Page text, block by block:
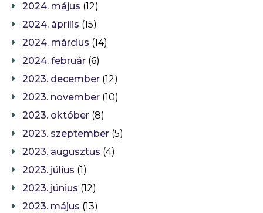
2024. május (12)
2024. április (15)
2024. március (14)
2024. február (6)
2023. december (12)
2023. november (10)
2023. október (8)
2023. szeptember (5)
2023. augusztus (4)
2023. július (1)
2023. június (12)
2023. május (13)